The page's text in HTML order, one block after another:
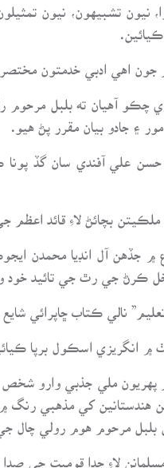
نيون تشبيهون، نيون
جون اهي ادبي خدمتون
چڪو آهيان ته بلبل مرحوم
۽ جادو بيان مقرر پڻ هيو.
حسن علي آفندي سان گڏ
ملڪيتن بچائڻ لاءِ قائد
1907ع ۾ جڏهن آل انڊيا
ڪرڻ جي رٿ جي تائيد خود
نالي ڪتاب ڇاپرائي شايع
۾ انگريزي اسڪول برپا
پهريون ملي جذبي وارو
هندستانين کي مذهبي
بلبل مرحوم هوم رولي چال
لاءِ جدا قوميت جي